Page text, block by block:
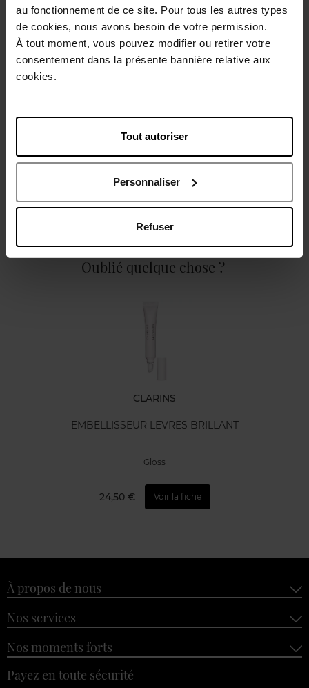
au fonctionnement de ce site. Pour tous les autres types
de cookies, nous avons besoin de votre permission.
À tout moment, vous pouvez modifier ou retirer votre
consentement dans la présente bannière relative aux
cookies.
Tout autoriser
Personnaliser
Refuser
Description
Caractéristiques
Avis client Politique relative aux avis des clients
Oublié quelque chose ?
CLARINS
EMBELLISSEUR LEVRES BRILLANT
Gloss
24,50 € Voir la fiche
À propos de nous
Nos services
Nos moments forts
Payez en toute sécurité